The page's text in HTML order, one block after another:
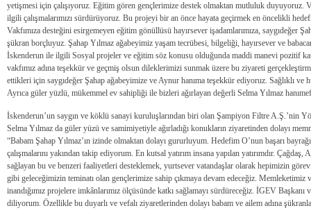
yetişmesi için çalışıyoruz. Eğitim gören gençlerimize destek olmaktan mutluluk duyuyoruz.
ilgili çalışmalarımızı sürdürüyoruz. Bu projeyi bir an önce hayata geçirmek en öncelikli
Vakfımıza desteğini esirgemeyen eğitim gönüllüsü hayırsever işadamlarımıza, saygıdeğer
şükran borçluyuz. Şahap Yılmaz ağabeyimiz yaşam tecrübesi, bilgeliği, hayırsever ve
İskenderun ile ilgili Sosyal projeler ve eğitim söz konusu olduğunda maddi manevi pozitif
vakfımız adına teşekkür ve geçmiş olsun dileklerimizi sunmak üzere bu ziyareti
ettikleri için saygıdeğer Şahap ağabeyimize ve Aynur hanıma teşekkür ediyoruz. Sağlıklı ve
Ayrıca güler yüzlü, mükemmel ev sahipliği ile bizleri ağırlayan değerli Selma Yılmaz
İskenderun’un saygın ve köklü sanayi kuruluşlarından biri olan Şampiyon Filtre A.Ş.’nin
Selma Yılmaz da güler yüzü ve samimiyetiyle ağırladığı konukların ziyaretinden dolayı
“Babam Şahap Yılmaz’ın izinde olmaktan dolayı gururluyum. Hedefim O’nun başarı
çalışmalarını yakından takip ediyorum. En kutsal yatırım insana yapılan yatırımdır.
sağlayan bu ve benzeri faaliyetleri desteklemek, yurtsever vatandaşlar olarak hepimizin
gibi geleceğimizin teminatı olan gençlerimize sahip çıkmaya devam edeceğiz. Memleketimiz
inandığımız projelere imkânlarımız ölçüsünde katkı sağlamayı sürdüreceğiz. İGEV Başkanı
diliyorum. Özellikle bu duyarlı ve vefalı ziyaretlerinden dolayı babam ve ailem adına